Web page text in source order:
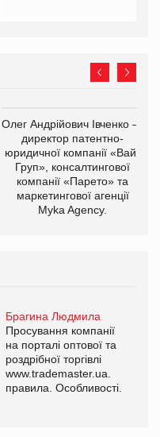
Олег Андрійович Івченко —
директор патентно-
юридичної компанії «Вайз
Груп», консалтингової
компанії «Парето» та
маркетингової агенції
Myka Agency.
Брагина Людмила
Просування компанії
на порталі оптової та
роздрібної торгівлі
www.trademaster.ua.
правила. Особливості.